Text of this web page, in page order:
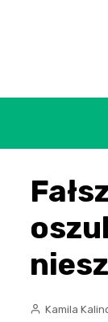
Kamila